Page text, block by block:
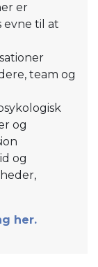
er
evne til at
team og
og
og
her.